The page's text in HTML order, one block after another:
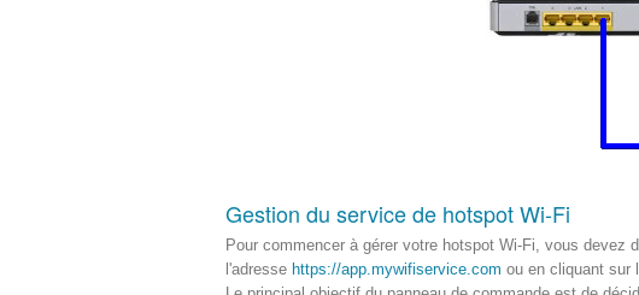
Gestion du service de hotspot Wi-Fi
Pour commencer à gérer votre hotspot Wi-Fi, vous devez
l'adresse https://app.mywifiservice.com ou en cliquant sur